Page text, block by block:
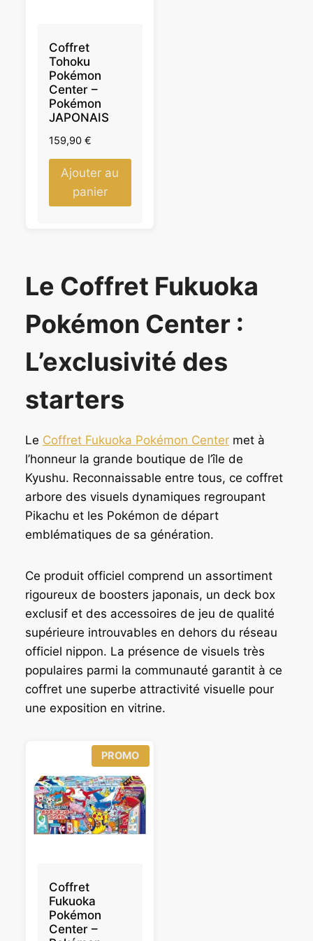
Coffret
Tohoku
Pokémon
Center –
Pokémon
JAPONAIS
159,90 €
Ajouter au
panier
Le Coffret Fukuoka
Pokémon Center :
L’exclusivité des
starters
Le Coffret Fukuoka Pokémon Center met à
l’honneur la grande boutique de l’île de
Kyushu. Reconnaissable entre tous, ce coffret
arbore des visuels dynamiques regroupant
Pikachu et les Pokémon de départ
emblématiques de sa génération.
Ce produit officiel comprend un assortiment
rigoureux de boosters japonais, un deck box
exclusif et des accessoires de jeu de qualité
supérieure introuvables en dehors du réseau
officiel nippon. La présence de visuels très
populaires parmi la communauté garantit à ce
coffret une superbe attractivité visuelle pour
une exposition en vitrine.
PROMOP
R
O
D
U
I
T
E
Coffret
Fukuoka
Pokémon
Center –